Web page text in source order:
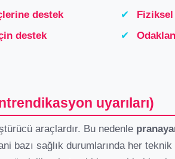
destek ✔
destek ✔
uyarıları)
araçlardır. Bu nedenle
bazı sağlık durumlarında her